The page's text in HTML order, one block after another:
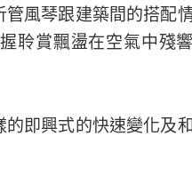
風琴跟建築間的搭配
聆賞飄盪在空氣中殘
即興式的快速變化及